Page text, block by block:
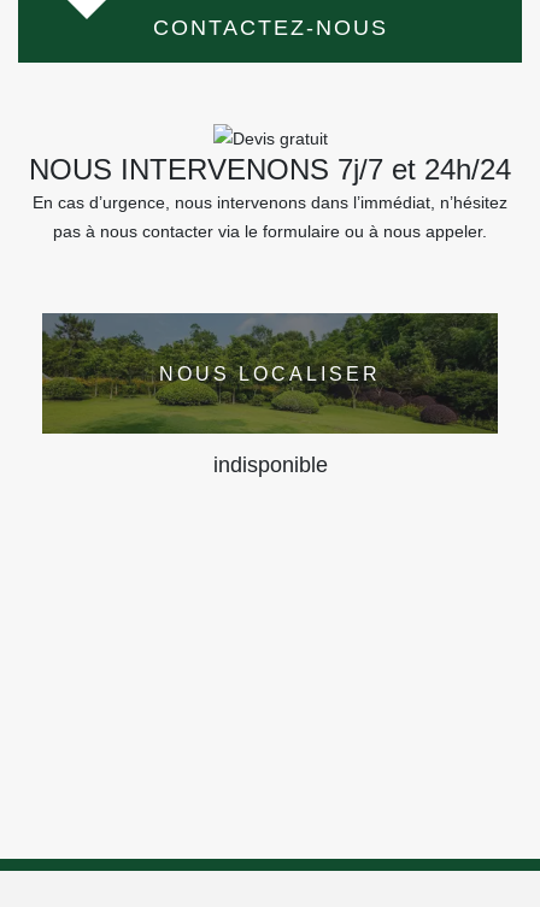
CONTACTEZ-NOUS
NOUS INTERVENONS 7j/7 et 24h/24
En cas d’urgence, nous intervenons dans l’immédiat, n’hésitez
pas à nous contacter via le formulaire ou à nous appeler.
NOUS LOCALISER
indisponible